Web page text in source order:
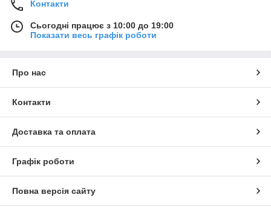
Контакти
Сьогодні працює з 10:00 до 19:00
Показати весь графік роботи
Про нас
Контакти
Доставка та оплата
Графік роботи
Повна версія сайту